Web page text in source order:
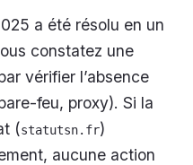
a été résolu en un
constatez une
vérifier l’absence
feu, proxy). Si la
(statutsn.fr)
aucune action